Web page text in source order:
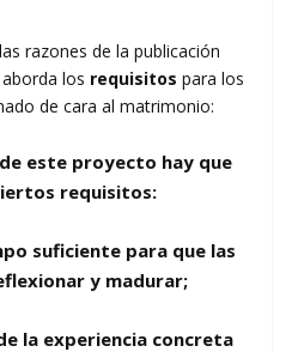
razones de la publicación
los requisitos para los
de cara al matrimonio:
este proyecto hay que
requisitos:
suficiente para que las
y madurar;
la experiencia concreta